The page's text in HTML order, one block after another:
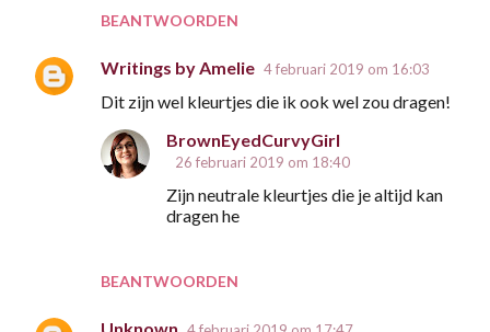
BEANTWOORDEN
Writings by Amelie 4 februari 2019 om 16:03
Dit zijn wel kleurtjes die ik ook wel zou dragen!
BEANTWOORDEN
BrownEyedCurvyGirl
26 februari 2019 om 18:40
Zijn neutrale kleurtjes die je altijd kan
dragen he